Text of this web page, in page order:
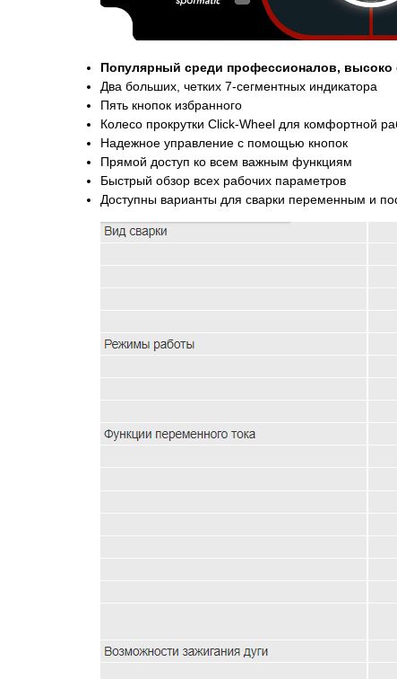
Популярный среди профессионалов,
Два больших, четких 7-сегментных индикатора
Пять кнопок избранного
Колесо прокрутки Click-Wheel для комфортной
Надежное управление с помощью кнопок
Прямой доступ ко всем важным функциям
Быстрый обзор всех рабочих параметров
Доступны варианты для сварки переменным и